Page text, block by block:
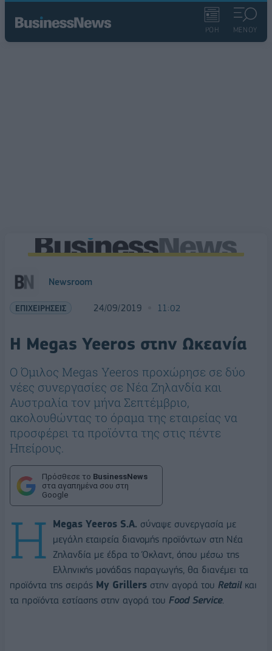
ΡΟΗ ΜΕΝΟΥ
Newsroom
ΕΠΙΧΕΙΡΗΣΕΙΣ 24/09/2019 11:02
Η Megas Yeeros στην Ωκεανία
O Όμιλος Megas Yeeros προχώρησε σε δύο
νέες συνεργασίες σε Νέα Ζηλανδία και
Αυστραλία τον μήνα Σεπτέμβριο,
ακολουθώντας το όραμα της εταιρείας να
προσφέρει τα προϊόντα της στις πέντε
Ηπείρους.
Πρόσθεσε το BusinessNews
στα αγαπημένα σου στη
Google
Η Megas Yeeros S.A. σύναψε συνεργασία με
μεγάλη εταιρεία διανομής προϊόντων στη Νέα
Ζηλανδία με έδρα το Όκλαντ, όπου μέσω της
Ελληνικής μονάδας παραγωγής, θα διανέμει τα
προϊόντα της σειράς My Grillers στην αγορά του Retail και
τα προϊόντα εστίασης στην αγορά του Food Service.